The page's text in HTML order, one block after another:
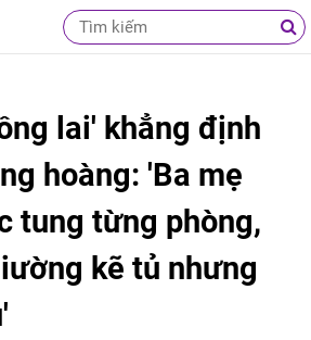
lai' khẳng định
hoàng: 'Ba mẹ
tung từng phòng,
kẽ tủ nhưng